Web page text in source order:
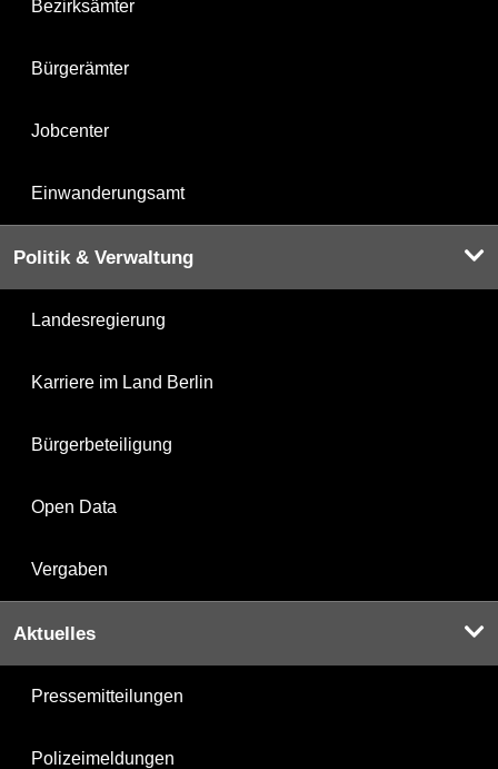
Bezirksämter
Bürgerämter
Jobcenter
Einwanderungsamt
Politik & Verwaltung
Landesregierung
Karriere im Land Berlin
Bürgerbeteiligung
Open Data
Vergaben
Aktuelles
Pressemitteilungen
Polizeimeldungen